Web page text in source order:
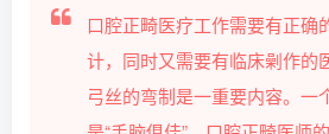
口腔正畸医疗工作需要有正确
计，同时又需要有临床劋作的
弓丝的弯制是一重要内容。一